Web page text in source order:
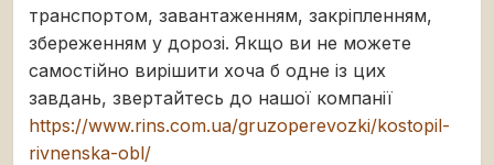
транспортом, завантаженням, закріпленням,
збереженням у дорозі. Якщо ви не можете
самостійно вирішити хоча б одне із цих
завдань, звертайтесь до нашої компанії
https://www.rins.com.ua/gruzoperevozki/kostopil-
rivnenska-obl/